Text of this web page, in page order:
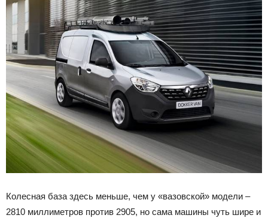
Колесная база здесь меньше, чем у «вазовской» модели –
2810 миллиметров против 2905, но сама машины чуть шире и